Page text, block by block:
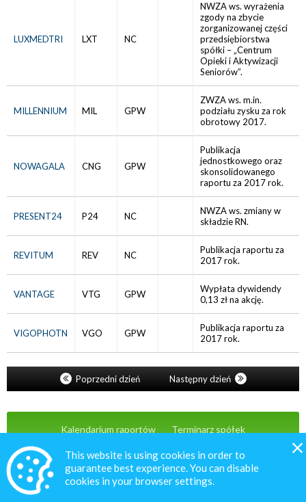
LUXMEDTRI LXT NC
NWZA ws. wyrażenia
zgody na zbycie
zorganizowanej części
przedsiębiorstwa
spółki – „Centrum
Opieki i Aktywizacji
Seniorów”.
MILLENNIUM MIL GPW
ZWZA ws. m.in.
podziału zysku za rok
obrotowy 2017.
NOWAGALA CNG GPW
Publikacja
jednostkowego oraz
skonsolidowanego
raportu za 2017 rok.
PRESENT24 P24 NC
NWZA ws. zmiany w
składzie RN.
REVITUM REV NC
Publikacja raportu za
2017 rok.
VANTAGE VTG GPW
Wypłata dywidendy
0,13 zł na akcję.
VIGOPHOTN VGO GPW
Publikacja raportu za
2017 rok.
Poprzedni dzień Następny dzień
Kalendarium raportów
Terminarz spółek
© 2020 MacroNext.pl
This website is using cookies in order to
guarantee best experience. You can disable
cookies in your browser settings.